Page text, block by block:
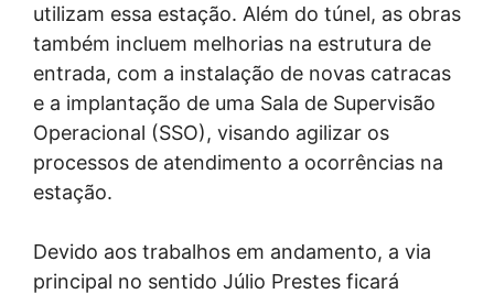
utilizam essa estação. Além do túnel, as obras
também incluem melhorias na estrutura de
entrada, com a instalação de novas catracas
e a implantação de uma Sala de Supervisão
Operacional (SSO), visando agilizar os
processos de atendimento a ocorrências na
estação.
Devido aos trabalhos em andamento, a via
principal no sentido Júlio Prestes ficará